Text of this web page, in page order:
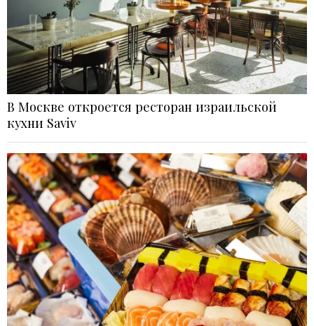
В Москве откроется ресторан израильской
кухни Saviv